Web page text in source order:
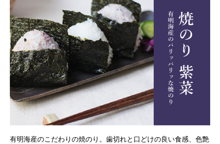
有明海産のこだわりの焼のり。歯切れと口どけの良い食感、色艶